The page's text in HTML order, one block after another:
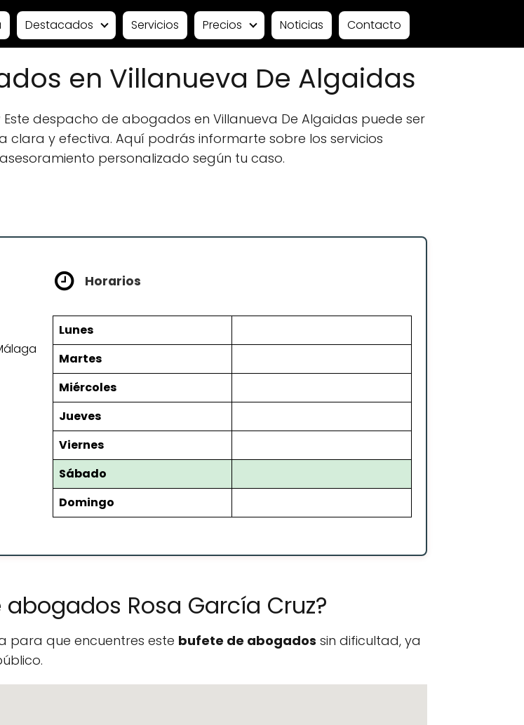
Destacados Servicios Precios Noticias Contacto
en Villanueva De Algaidas
despacho de abogados en Villanueva De Algaidas puede ser
y efectiva. Aquí podrás informarte sobre los servicios
personalizado según tu caso.
Horarios
Lunes
Martes
Miércoles
Jueves
Viernes
Sábado
Domingo
Rosa García Cruz?
para que encuentres este bufete de abogados sin dificultad, ya